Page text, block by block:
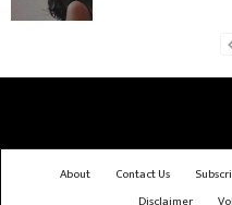
About Contact Us